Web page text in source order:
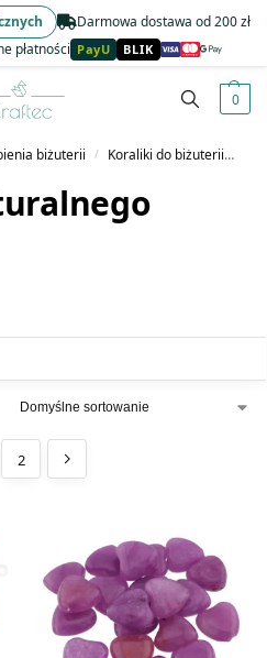
Darmowa dostawa od 200 zł
płatności PayU BLIK
0
biżuterii / Koraliki do biżuterii
2